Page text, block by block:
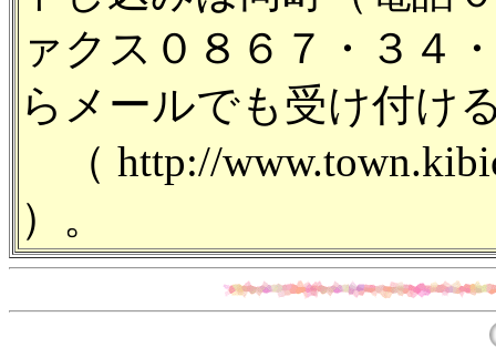
ァクス０８６７・３４
らメールでも受け付け
（ http://
）。